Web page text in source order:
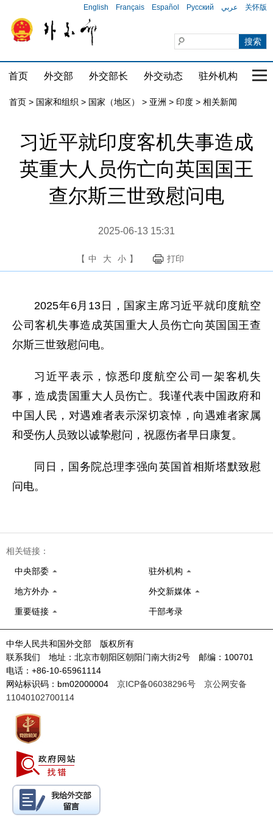
English Français Español Русский عربي 关怀版
首页 外交部 外交部长 外交动态 驻外机构 国
首页 > 国家和组织 > 国家（地区） > 亚洲 > 印度 > 相关新闻
习近平就印度客机失事造成
英重大人员伤亡向英国国王
查尔斯三世致慰问电
2025-06-13 15:31
【 中 大 小 】 打印
2025年6月13日，国家主席习近平就印度航空
公司客机失事造成英国重大人员伤亡向英国国王查
尔斯三世致慰问电。
习近平表示，惊悉印度航空公司一架客机失
事，造成贵国重大人员伤亡。我谨代表中国政府和
中国人民，对遇难者表示深切哀悼，向遇难者家属
和受伤人员致以诚挚慰问，祝愿伤者早日康复。
同日，国务院总理李强向英国首相斯塔默致慰
问电。
相关链接：
中央部委 驻外机构
地方外办 外交新媒体
重要链接 干部考录
中华人民共和国外交部 版权所有
联系我们 地址：北京市朝阳区朝阳门南大街2号 邮编：100701
电话：+86-10-65961114
网站标识码：bm02000004 京ICP备06038296号
京公网安备
11040102700114